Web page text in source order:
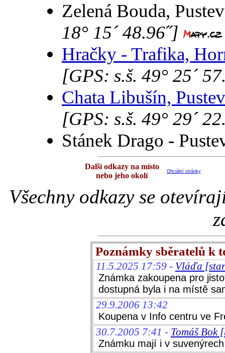
Zelená Bouda,
18° 15´ 48.96˝]
Hračky - Trafika,
[GPS: s.š. 49° 25´
Chata Libušín,
[GPS: s.š. 49° 29´
Stánek Drago -
Další odkazy na místo
nebo jeho okolí
Oficiální stránky
Všechny odkazy se
Poznámky sběratelů k
11.5.2025 17:59 - Vláďa
Známka zakoupena pro
dostupná byla i na místě
29.9.2006 13:42
Koupena v Info centru ve
30.7.2005 7:41 - Tomáš Bok
Známku mají i v